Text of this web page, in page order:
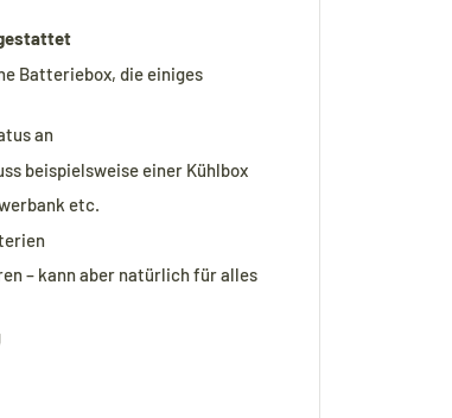
Batteriebox, die einiges
an
beispielsweise einer Kühlbox
etc.
– kann aber natürlich für alles